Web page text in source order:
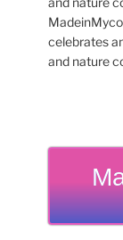
celebrates
and nature